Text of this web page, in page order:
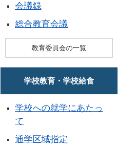
会議録
総合教育会議
教育委員会の一覧
学校教育・学校給食
学校への就学にあたっ
て
通学区域指定